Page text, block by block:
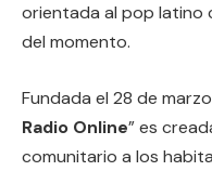
orientada al pop latino
del momento.
Fundada el 28 de
Radio Online” es
comunitario a los